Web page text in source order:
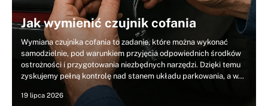
Jak wymienić czujnik cofania
Wymiana czujnika cofania to zadanie, które można wykonać
samodzielnie, pod warunkiem przyjęcia odpowiednich środków
ostrożności i przygotowania niezbędnych narzędzi. Dzięki temu
zyskujemy pełną kontrolę nad stanem układu parkowania, a w…
19 lipca 2026